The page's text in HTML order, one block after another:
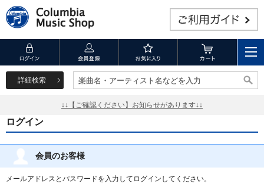
詳細検索 楽曲名・アーティスト名などを入力
楽曲名・アーティスト名などを入力
↓↓【ご確認ください】お知らせがあります↓↓
ログイン
会員のお客様
メールアドレスとパスワードを入力してログインしてください。